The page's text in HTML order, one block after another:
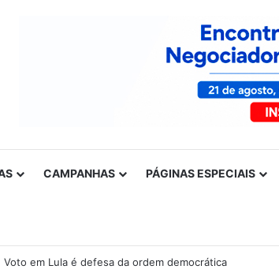
CAMPANHAS PÁGINAS ESPECIAIS
Voto em Lula é defesa da ordem democrática